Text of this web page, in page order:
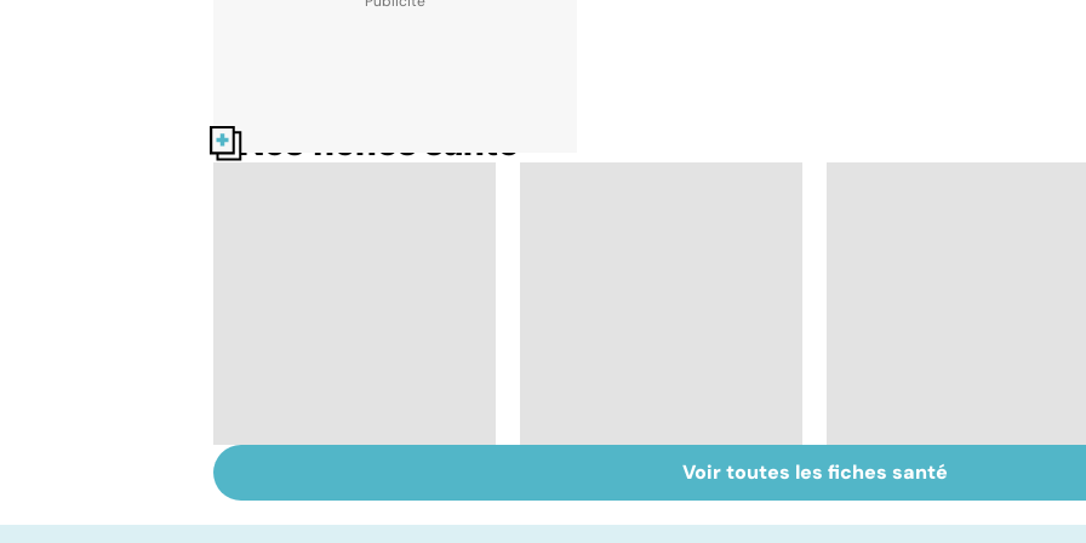
Nos fiches santé
de l'attention avec
Accident vasculaire
cérébral : l'enfant
Trisomie 21 : du
dépistage à la prise
Voir toutes les fiches santé